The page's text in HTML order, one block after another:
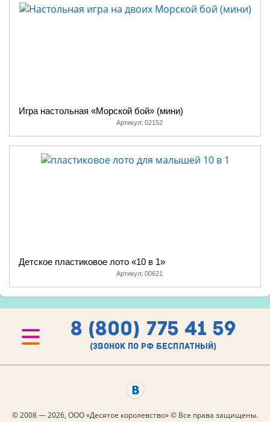
Игра настольная «Морской бой» (мини)
Артикул: 02152
Детское пластиковое лото «10 в 1»
Артикул: 00621
8 (800) 775 41 59
(звонок по рф бесплатный)
© 2008 — 2026, ООО «Десятое королевство» © Все права защищены.